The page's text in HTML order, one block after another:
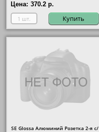
Цена: 370.2 р.
Купить
SE Glossa Алюминий Розетка 2-я с/